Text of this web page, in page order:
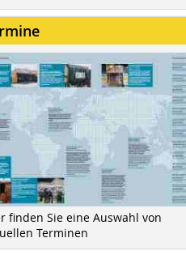
finden Sie eine Auswahl von
Terminen